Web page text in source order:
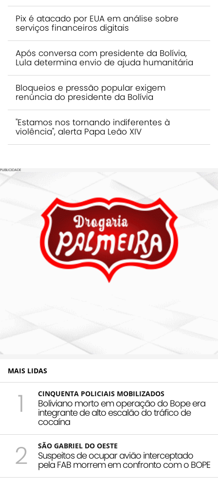
Pix é atacado por EUA em análise sobre
serviços financeiros digitais
Após conversa com presidente da Bolívia,
Lula determina envio de ajuda humanitária
Bloqueios e pressão popular exigem
renúncia do presidente da Bolívia
"Estamos nos tornando indiferentes à
violência", alerta Papa Leão XIV
PUBLICIDADE
MAIS LIDAS
1 CINQUENTA POLICIAIS MOBILIZADOS
Boliviano morto em operação do Bope era
integrante de alto escalão do tráfico de
cocaína
2 SÃO GABRIEL DO OESTE
Suspeitos de ocupar avião interceptado
pela FAB morrem em confronto com o BOPE